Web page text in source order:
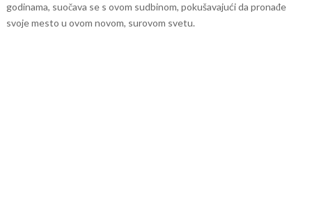
godinama, suočava se s ovom sudbinom, pokušavajući da pronađe
svoje mesto u ovom novom, surovom svetu.